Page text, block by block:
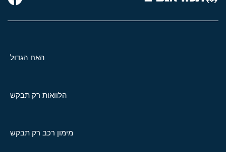
האח הגדול
הלוואות רק תבקש
מימון רכב רק תבקש